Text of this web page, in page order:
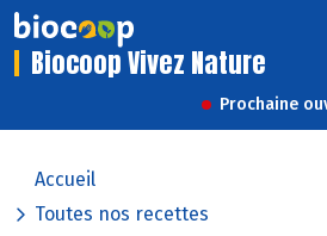
Biocoop Vivez Nature
Prochaine
Accueil
Toutes nos recettes